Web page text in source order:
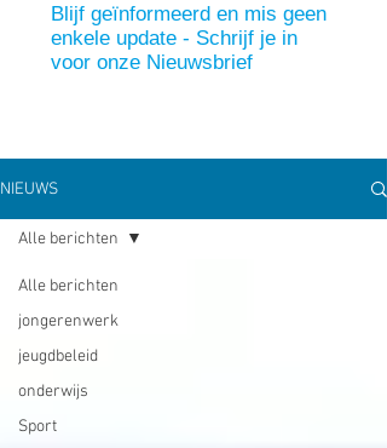
Blijf geïnformeerd en mis geen
enkele update - Schrijf je in
voor onze Nieuwsbrief
NIEUWS
Alle berichten
jongerenwerk
jeugdbeleid
onderwijs
Sport
Alle berichten